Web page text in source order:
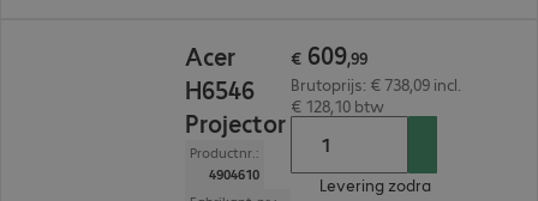
Acer
H6546
Projector
Productnr.:
4904610
€ 609,99
Brutoprijs: € 738,09 incl.
€ 128,10 btw
Levering zodra